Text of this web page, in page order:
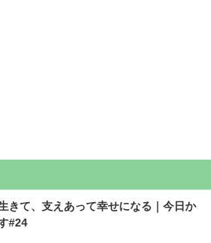
きて、支えあって幸せになる｜今日か
#24